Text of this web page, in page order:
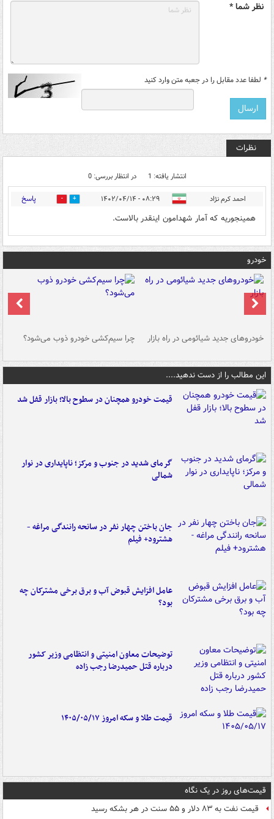
نظر شما *
* لطفا عدد مقابل را در جعبه متن وارد کنید
نظرات
انتشار یافته: 1 در انتظار بررسی: 0
احمد کرم نژاد ۰۸:۲۹ - ۱۴۰۲/۰۴/۱۴ 2 پاسخ
همینجوریه که آمار شهدامون اینقدر بالاست.
خودرو
خودروهای جدید شیائومی در راه بازار چرا سیم‌کشی خودرو ذوب می‌شود؟
این مطالب را از دست ندهید....
قیمت خودرو همچنان در سطوح بالا؛ بازار قفل شد
گرمای شدید در جنوب و مرکز؛ ناپایداری در نوار
شمالی
جان باختن چهار نفر در سانحه رانندگی مراغه -
هشترود+ فیلم
عامل افزایش قبوض آب و برق برخی مشترکان چه
بود؟
توضیحات معاون امنیتی و انتظامی وزیر کشور
درباره قتل حمیدرضا رجب زاده
قیمت طلا و سکه امروز ۱۴۰۵/۰۵/۱۷
قیمت‌های روز در یک نگاه
قیمت نفت به ۸۳ دلار و ۵۵ سنت در هر بشکه رسید